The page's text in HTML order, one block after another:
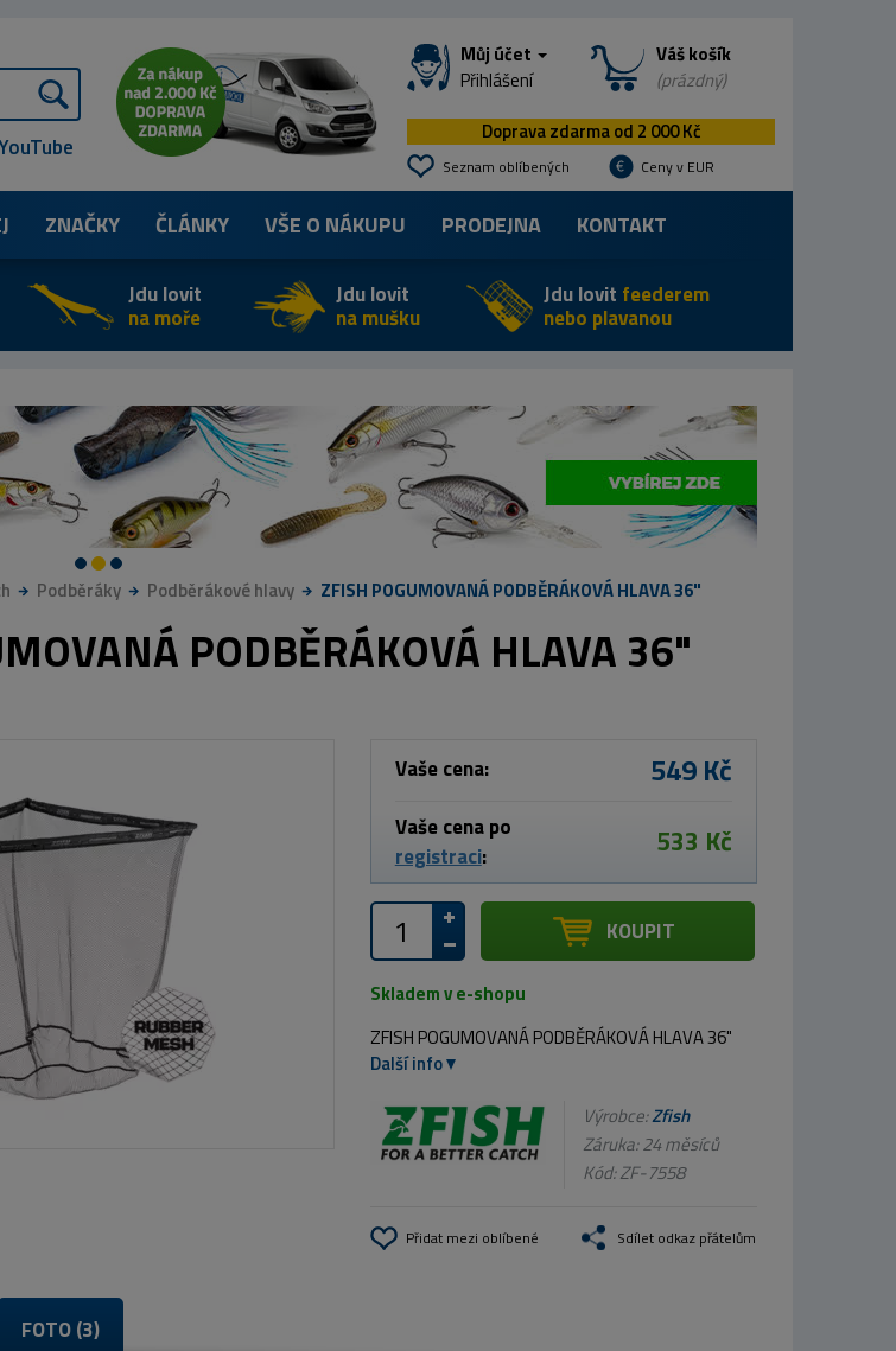
Můj účet
Přihlášení
Váš košík
(prázdný)
Doprava zdarma od 2 000 Kč
Seznam oblíbených Ceny v EUR
ZNAČKY ČLÁNKY VŠE O NÁKUPU PRODEJNA KONTAKT
Jdu lovit
na moře
Jdu lovit
na mušku
Jdu lovit feederem
nebo plavanou
Podběráky Podběrákové hlavy ZFISH POGUMOVANÁ PODBĚRÁKOVÁ HLAVA 36"
PODBĚRÁKOVÁ HLAVA 36"
Vaše cena: 549 Kč
Vaše cena po
registraci: 533 Kč
KOUPIT
Skladem v e-shopu
ZFISH POGUMOVANÁ PODBĚRÁKOVÁ HLAVA 36"
Další info
Výrobce:Zfish
Záruka: 24 měsíců
Kód:ZF-7558
Přidat mezi oblíbené Sdílet odkaz přátelům
FOTO (3)